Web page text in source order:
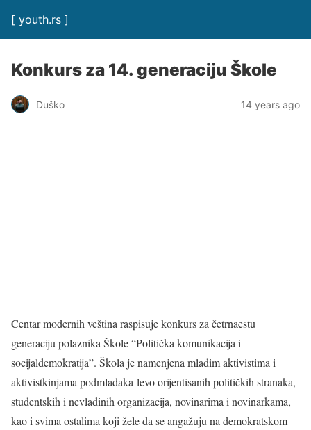
[ youth.rs ]
Konkurs za 14. generaciju Škole
Duško 14 years ago
Centar modernih veština raspisuje konkurs za četrnaestu
generaciju polaznika Škole “Politička komunikacija i
socijaldemokratija”. Škola je namenjena mladim aktivistima i
aktivistkinjama podmladaka levo orijentisanih političkih stranaka,
studentskih i nevladinih organizacija, novinarima i novinarkama,
kao i svima ostalima koji žele da se angažuju na demokratskom